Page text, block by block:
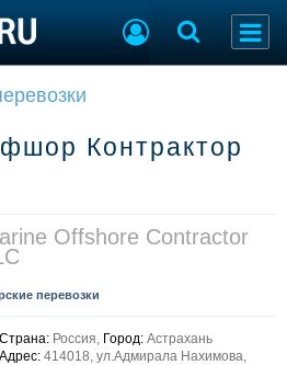
Торговая площадка
флота
Контрактор
Offshore Contractor
перевозки
Страна: Россия, Город: Астрахань
Адрес: 414018, ул.Адмирала Нахимова,